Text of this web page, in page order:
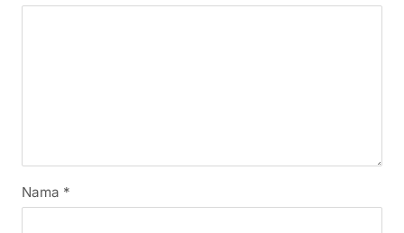
Nama *